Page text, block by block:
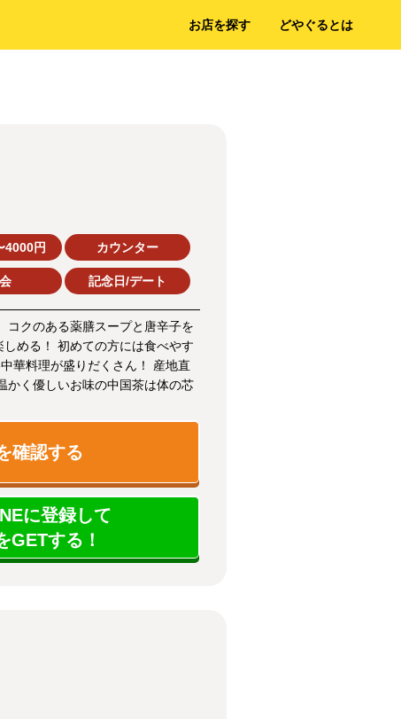
お店を探す どやぐるとは
4000円 カウンター
記念日/デート
コクのある薬膳スープと唐辛子を
める！ 初めての方には食べやす
華料理が盛りだくさん！ 産地直
かく優しいお味の中国茶は体の芯
確認する
に登録して
GETする！